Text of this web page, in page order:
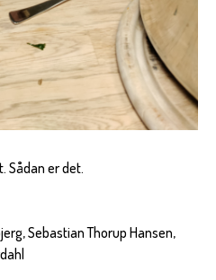
Sådan er det.
Sebastian Thorup Hansen,